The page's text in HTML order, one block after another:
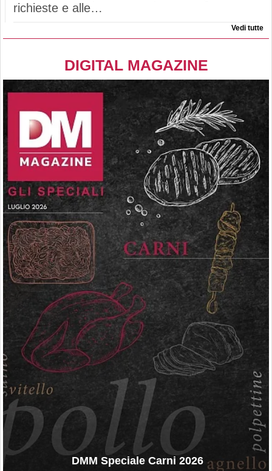
richieste e alle…
Vedi tutte
DIGITAL MAGAZINE
DMM Speciale Carni 2026